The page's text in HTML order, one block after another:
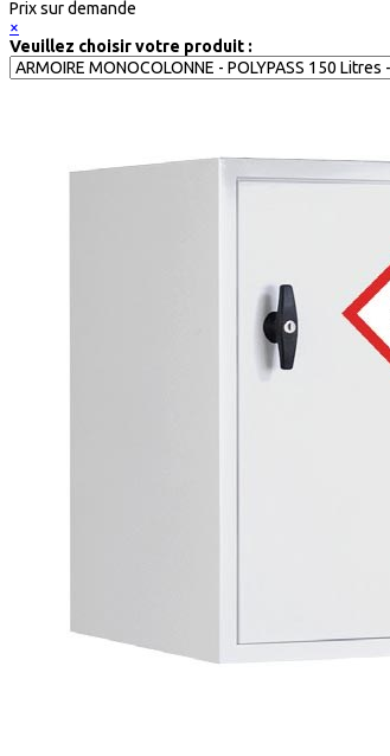
Prix sur demande
×
Veuillez choisir votre produit :